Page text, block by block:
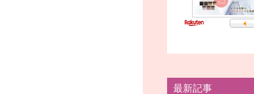
最新記事